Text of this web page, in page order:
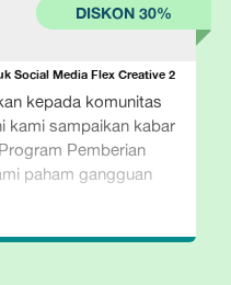
Social Media Flex Creative 2
kepada komunitas
kami sampaikan kabar
Pemberian
paham gangguan